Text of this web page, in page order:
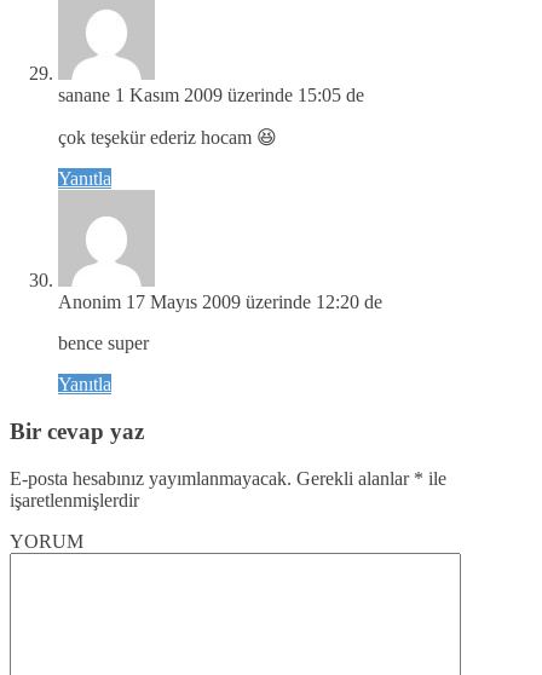
sanane 1 Kasım 2009 üzerinde 15:05 de
çok teşekür ederiz hocam 😆
Yanıtla
Anonim 17 Mayıs 2009 üzerinde 12:20 de
bence super
Yanıtla
Bir cevap yaz
E-posta hesabınız yayımlanmayacak. Gerekli alanlar * ile
işaretlenmişlerdir
YORUM